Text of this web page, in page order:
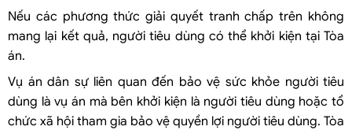
Nếu các phương thức giải quyết tranh chấp trên không
mang lại kết quả, người tiêu dùng có thể khởi kiện tại Tòa
án.
Vụ án dân sự liên quan đến bảo vệ sức khỏe người tiêu
dùng là vụ án mà bên khởi kiện là người tiêu dùng hoặc tổ
chức xã hội tham gia bảo vệ quyền lợi người tiêu dùng. Tòa